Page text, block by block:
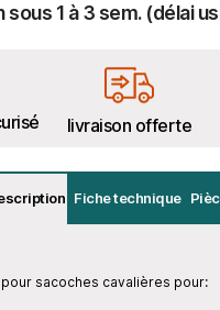
sous 1 à 3 sem. (délai
livraison offerte
Fiche technique
sacoches cavalières pour: